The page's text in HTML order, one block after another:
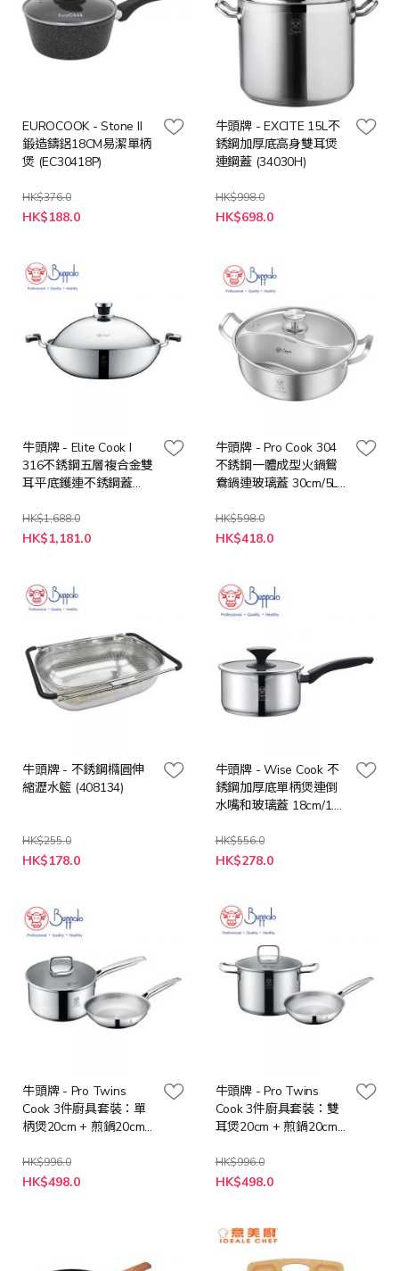
EUROCOOK - Stone II
鍛造鑄鋁18CM易潔單柄
煲 (EC30418P)
HK$376.0
特
殊
HK$188.0
牛頭牌 - EXCITE 15L不
銹鋼加厚底高身雙耳煲
連鋼蓋 (34030H)
HK$998.0
特
殊
HK$698.0
牛頭牌 - Elite Cook I
316不銹鋼五層複合金雙
耳平底鑊連不銹鋼蓋
HK$1,688.0
特
殊
HK$1,181.0
牛頭牌 - Pro Cook 304
不銹鋼一體成型火鍋鴛
鴦鍋連玻璃蓋 30cm/5L
HK$598.0
特
殊
HK$418.0
牛頭牌 - 不銹鋼橢圓伸
縮瀝水籃 (408134)
HK$255.0
特
殊
HK$178.0
牛頭牌 - Wise Cook 不
銹鋼加厚底單柄煲連倒
水嘴和玻璃蓋 18cm/1.7L
HK$556.0
特
殊
HK$278.0
牛頭牌 - Pro Twins
Cook 3件廚具套裝：單
柄煲20cm + 煎鍋20cm
HK$996.0
特
殊
HK$498.0
牛頭牌 - Pro Twins
Cook 3件廚具套裝：雙
耳煲20cm + 煎鍋20cm
HK$996.0
特
殊
HK$498.0